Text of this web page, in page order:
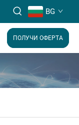
BG
ПОЛУЧИ ОФЕРТА